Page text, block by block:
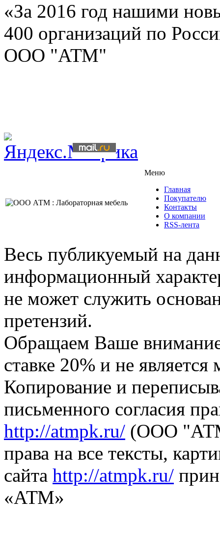
«За 2016 год нашими
400 организаций по
ООО "АТМ"
Меню
Главная
Покупателю
Контакты
О компании
RSS-лента
Весь публикуемый на
информационный
не может служить
претензий.
Обращаем Ваше
ставке 20% и не
Копирование и
письменного согласия
http://atmpk.ru/ (ООО
права на все тексты,
сайта http://atmpk.ru/
«АТМ»